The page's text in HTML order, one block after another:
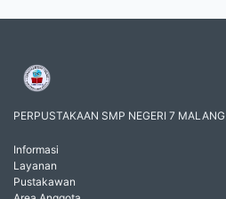
PERPUSTAKAAN SMP NEGERI 7 MALANG
Informasi
Layanan
Pustakawan